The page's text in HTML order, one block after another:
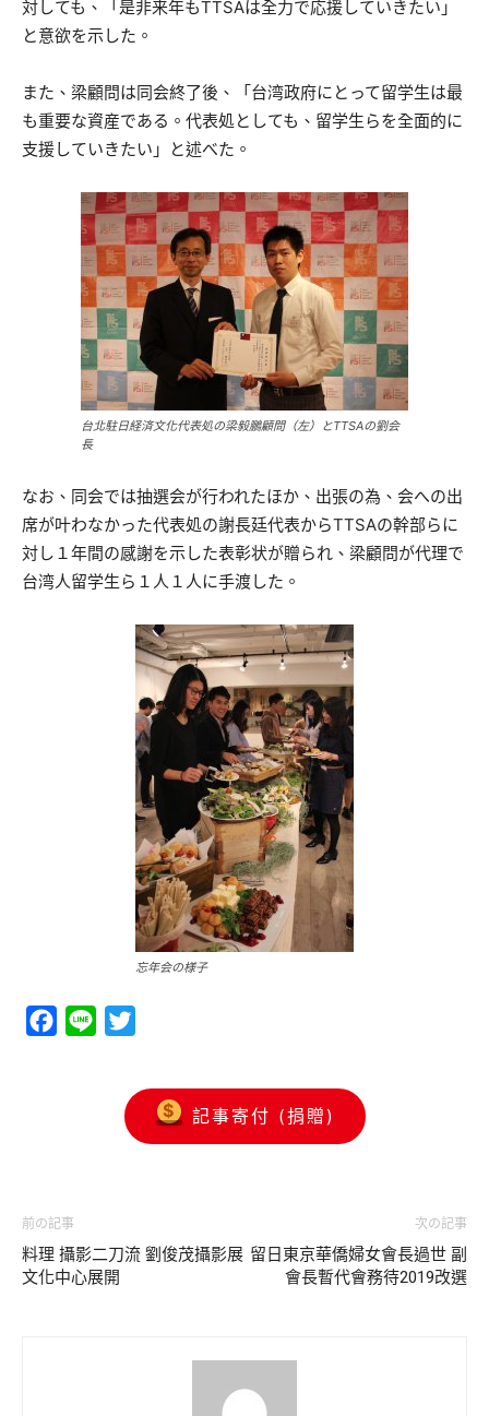
対しても、「是非来年もTTSAは全力で応援していきたい」
と意欲を示した。
また、梁顧問は同会終了後、「台湾政府にとって留学生は最
も重要な資産である。代表処としても、留学生らを全面的に
支援していきたい」と述べた。
台北駐日経済文化代表処の梁毅鵬顧問（左）とTTSAの劉会
長
なお、同会では抽選会が行われたほか、出張の為、会への出
席が叶わなかった代表処の謝長廷代表からTTSAの幹部らに
対し１年間の感謝を示した表彰状が贈られ、梁顧問が代理で
台湾人留学生ら１人１人に手渡した。
忘年会の様子
Facebook
Line
記事寄付 (捐贈)
前の記事
料理 攝影二刀流 劉俊茂攝影展
文化中心展開
次の記事
留日東京華僑婦女會長過世 副
會長暫代會務待2019改選